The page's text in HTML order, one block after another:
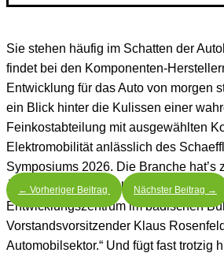
Sie stehen häufig im Schatten der
findet bei den Komponenten-
Entwicklung für das Auto von morgen
ein Blick hinter die Kulissen einer
Feinkostabteilung mit ausgewählten
Elektromobilität anlässlich des
Symposiums 2026. Die Branche hat’s
Ärmel aber sind sinnbildlich
Entwicklungszentrum im badischen
Vorstandsvorsitzender Klaus
Automobilsektor.“ Und fügt fast trotzig
← Vorheriger Beitrag Nächster Beitrag →